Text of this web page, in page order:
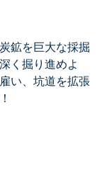
鉱を巨大な採掘
く掘り進めよ
い、坑道を拡張